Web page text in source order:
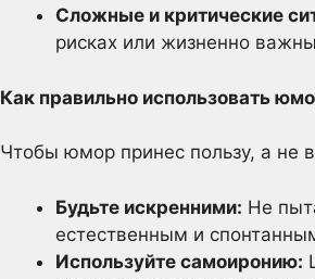
Сложные и критические
рисках или жизненно
Как правильно использовать
Чтобы юмор принес пользу, а не
Будьте искренними: Не
естественным и
Используйте самоиронию: